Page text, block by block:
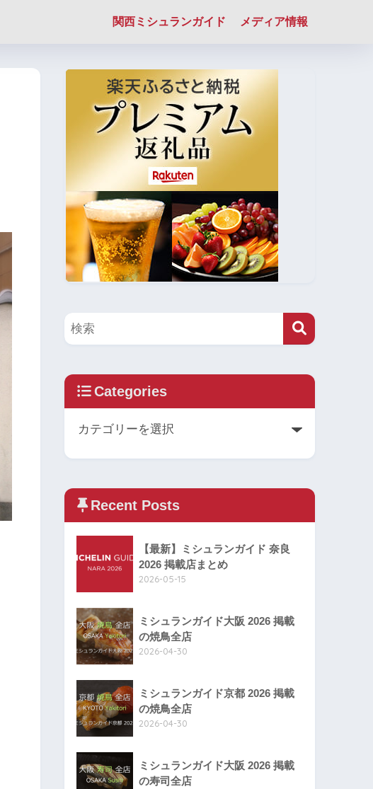
関西ミシュランガイド メディア情報
Categories
Recent Posts
【最新】ミシュランガイド 奈良
2026 掲載店まとめ
2026-05-15
ミシュランガイド大阪 2026 掲載
の焼鳥全店
2026-04-30
ミシュランガイド京都 2026 掲載
の焼鳥全店
2026-04-30
ミシュランガイド大阪 2026 掲載
の寿司全店